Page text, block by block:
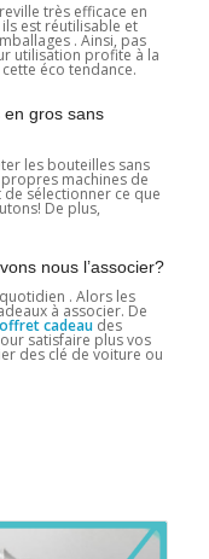
très efficace en
est réutilisable et
. Ainsi, pas
utilisation profite à la
éco tendance.
en gros sans
les bouteilles sans
machines de
sélectionner ce que
De plus,
nous l’associer?
. Alors les
à associer. De
cadeaudes
satisfaire plus vos
des clé de voiture ou